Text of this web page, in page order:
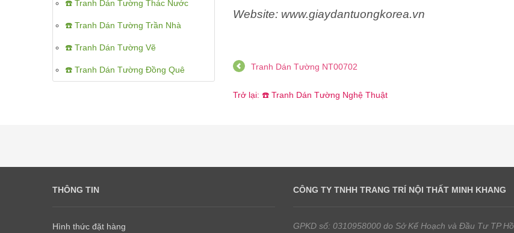
☎️ Tranh Dán Tường Thác Nước
☎️ Tranh Dán Tường Trần Nhà
☎️ Tranh Dán Tường Vẽ
☎️ Tranh Dán Tường Đồng Quê
Website: www.giaydantuongkorea.vn
Tranh Dán Tường NT00702
Trở lại: ☎️ Tranh Dán Tường Nghệ Thuật
THÔNG TIN
Hình thức đặt hàng
CÔNG TY TNHH TRANG TRÍ NỘI THẤT MINH KHANG
GPKD số: 0310958000 do Sở Kế Hoạch và Đầu Tư TP Hồ